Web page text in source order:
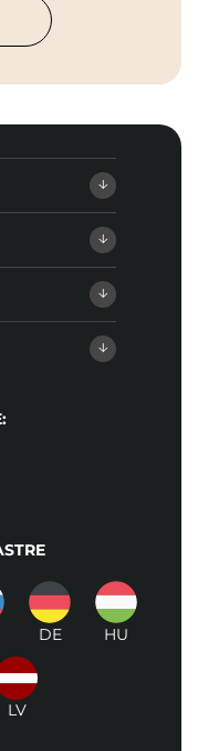
DE HU
LV